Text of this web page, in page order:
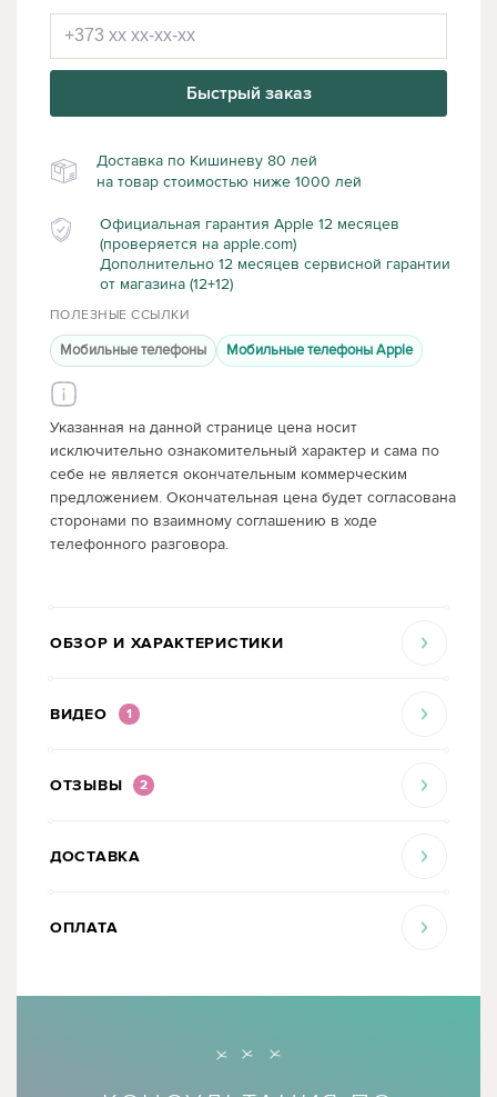
Быстрый заказ
Доставка по Кишиневу 80 лей
на товар стоимостью ниже 1000 лей
Официальная гарантия Apple 12 месяцев
(проверяется на apple.com)
Дополнительно 12 месяцев сервисной гарантии
от магазина (12+12)
ПОЛЕЗНЫЕ ССЫЛКИ
Мобильные телефоны Мобильные телефоны Apple
Указанная на данной странице цена носит
исключительно ознакомительный характер и сама по
себе не является окончательным коммерческим
предложением. Окончательная цена будет согласована
сторонами по взаимному соглашению в ходе
телефонного разговора.
ОБЗОР И ХАРАКТЕРИСТИКИ
ВИДЕО 1
ОТЗЫВЫ 2
ДОСТАВКА
ОПЛАТА